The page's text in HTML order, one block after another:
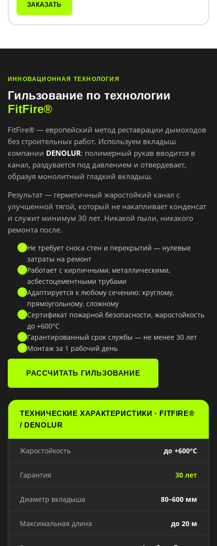
ЗАКАЗАТЬ
ИННОВАЦИОННАЯ ТЕХНОЛОГИЯ
Гильзование по технологии
FitFire®
FitFire® — европейский метод реставрации дымоходов
без строительных работ. Используем вкладыш
компании DENOLUR: полимерный рукав вводится в
канал, раздувается под давлением и отвердевает,
образуя монолитный гладкий вкладыш.
Результат — герметичный жаростойкий канал с
улучшенной тягой, который не накапливает конденсат
и служит минимум 30 лет. Никакой пыли, никакого
ремонта после.
Не требует сноса стен и перекрытий — нулевые
затраты на ремонт
Работает с кирпичными, металлическими,
асбестоцементными трубами
Адаптируется к любому сечению: круглому,
прямоугольному, сложному
Сертификат пожарной безопасности, жаростойкость
до +600°C
Гарантированный срок службы — не менее 30 лет
Монтаж за 1 рабочий день
РАССЧИТАТЬ ГИЛЬЗОВАНИЕ
ТЕХНИЧЕСКИЕ ХАРАКТЕРИСТИКИ · FITFIRE®
/ DENOLUR
Жаростойкость до +600°C
Гарантия 30 лет
Диаметр вкладыша 80–600 мм
Максимальная длина до 20 м